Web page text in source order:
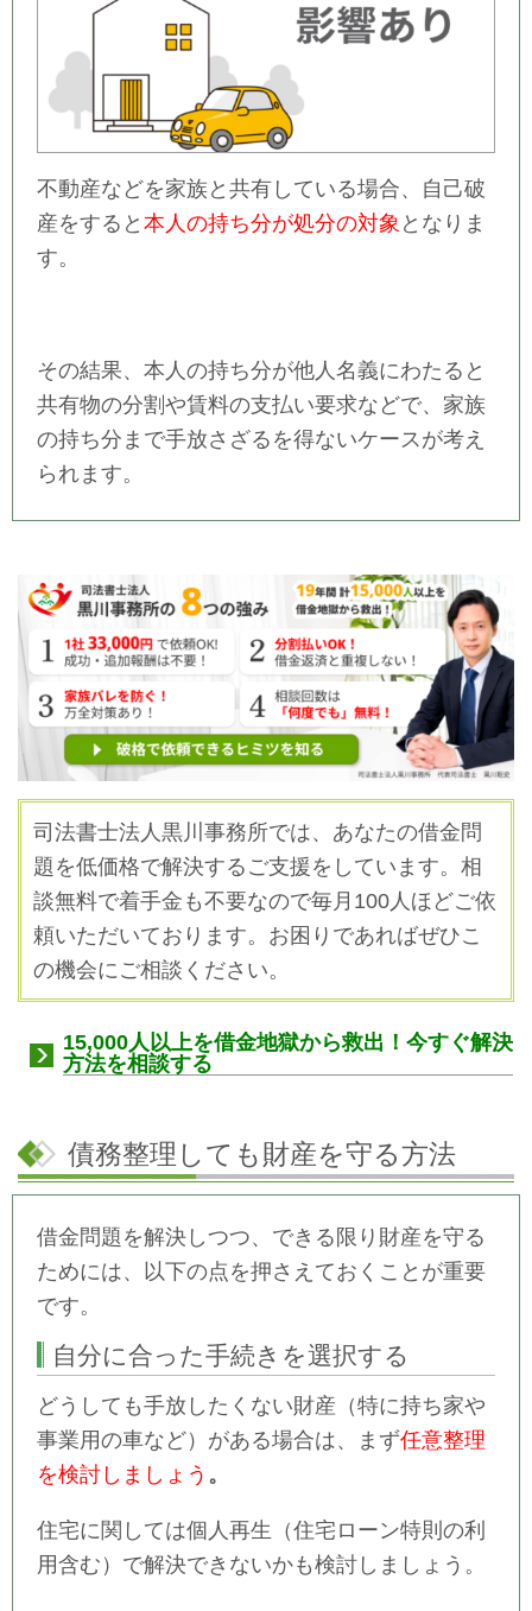
不動産などを家族と共有している場合、自己破
産をすると本人の持ち分が処分の対象となりま
す。
その結果、本人の持ち分が他人名義にわたると
共有物の分割や賃料の支払い要求などで、家族
の持ち分まで手放さざるを得ないケースが考え
られます。
司法書士法人黒川事務所では、あなたの借金問
題を低価格で解決するご支援をしています。 相
談無料で着手金も不要なので毎月100人ほどご依
頼いただいております。お困りであればぜひこ
の機会にご相談ください。
15,000人以上を借金地獄から救出！今すぐ解決
方法を相談する
債務整理しても財産を守る方法
借金問題を解決しつつ、できる限り財産を守る
ためには、以下の点を押さえておくことが重要
です。
自分に合った手続きを選択する
どうしても手放したくない財産（特に持ち家や
事業用の車など）がある場合は、まず任意整理
を検討しましょう 。
住宅に関しては個人再生（住宅ローン特則の利
用含む）で解決できないかも検討しましょう。